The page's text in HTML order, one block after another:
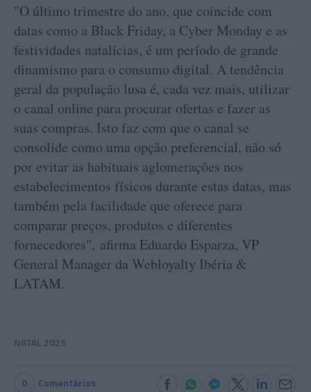
"O último trimestre do ano, que coincide com
datas como a Black Friday, a Cyber Monday e as
festividades natalícias, é um período de grande
dinamismo para o consumo digital. A tendência
geral da população lusa é, cada vez mais, utilizar
o canal online para procurar ofertas e fazer as
suas compras. Isto faz com que o canal se
consolide como uma opção preferencial, não só
por evitar as habituais aglomerações nos
estabelecimentos físicos durante estas datas, mas
também pela facilidade que oferece para
comparar preços, produtos e diferentes
fornecedores", afirma Eduardo Esparza, VP
General Manager da Webloyalty Ibéria &
LATAM.
NATAL 2025
0 Comentários